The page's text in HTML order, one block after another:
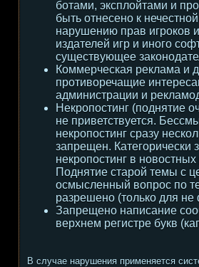
ботами, эксплойтами и
быть отнесено к
нарушению прав игроков
издателей игр и иного
существующее
Коммерческая реклама и
противоречащие
администрации и
Некропостинг (поднятие
не приветствуется.
некропостинг сразу
запрещен. Категорически
некропостинг в новостных
Поднятие старой темы с
осмысленный вопрос по
разрешено (только для
Запрещено написание
верхнем регистре букв
В случае нарушения применяется